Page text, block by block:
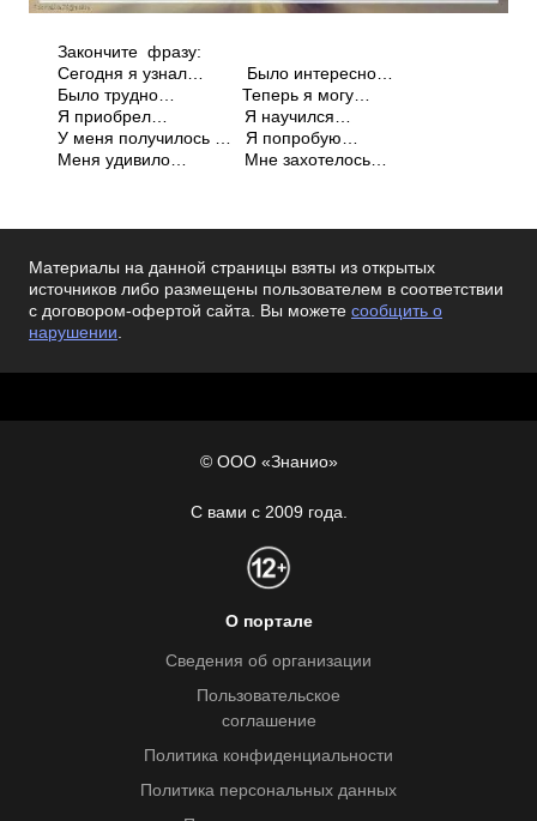
Закончите фразу:
Сегодня я узнал… Было интересно…
Было трудно… Теперь я могу…
Я приобрел… Я научился…
У меня получилось … Я попробую…
Меня удивило… Мне захотелось…
Материалы на данной страницы взяты из открытых
источников либо размещены пользователем в соответствии
с договором-офертой сайта. Вы можете сообщить о
нарушении.
© ООО «Знанио»
С вами с 2009 года.
О портале
Сведения об организации
Пользовательское
соглашение
Политика конфиденциальности
Политика персональных данных